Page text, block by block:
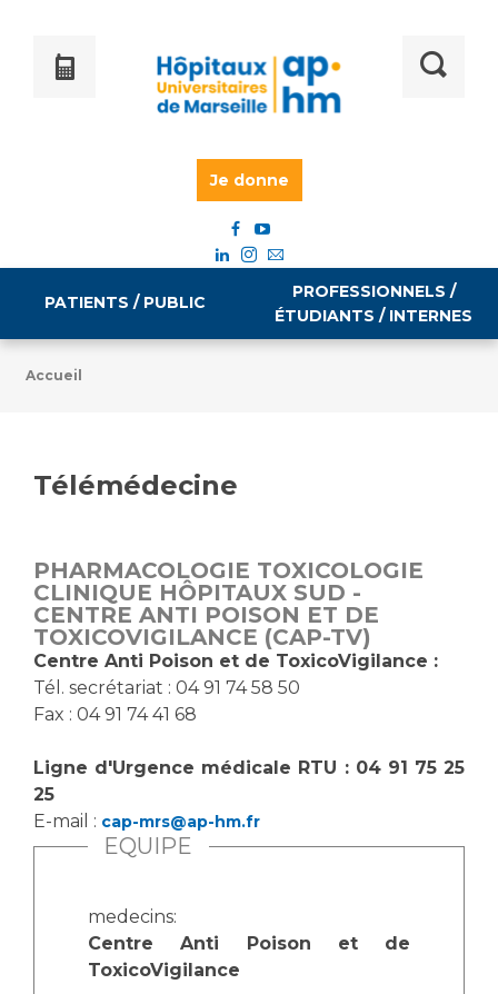
Je donne
PATIENTS / PUBLIC
Tarifs
Vous allez être hospitalisé(e)
Vous avez un examen d'imagerie ou de radiologie
à réaliser
Vous avez une analyse à réaliser
Vous venez en consultation
myaphm, votre espace santé en ligne
Vivre ensemble à l'hôpital
Laïcité et cultes
Les associations
Livret d'accueil
PROFESSIONNELS /
ÉTUDIANTS / INTERNES
Emploi / formation
Emplois administratifs
Emplois médicaux
Espace Formation
Étudiants hospitaliers
Emplois techniques et médico-techniques
Emplois socio-éducatifs
Statuts
Stages paramédicaux
Chercheurs
La recherche clinique à l'AP-HM
Accueil
Télémédecine
PHARMACOLOGIE TOXICOLOGIE
CLINIQUE HÔPITAUX SUD -
CENTRE ANTI POISON ET DE
TOXICOVIGILANCE (CAP-TV)
Centre Anti Poison et de ToxicoVigilance :
Tél. secrétariat : 04 91 74 58 50
Fax : 04 91 74 41 68
Ligne d'Urgence médicale RTU : 04 91 75 25
25
E-mail : cap-mrs@ap-hm.fr
EQUIPE
medecins:
Centre Anti Poison et de
ToxicoVigilance